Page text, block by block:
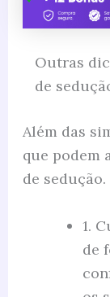
Outras
de
Além das
que podem
de
1.
de